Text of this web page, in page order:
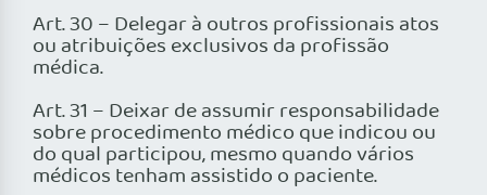
Art. 30 – Delegar à outros profissionais atos
ou atribuições exclusivos da profissão
médica.
Art. 31 – Deixar de assumir responsabilidade
sobre procedimento médico que indicou ou
do qual participou, mesmo quando vários
médicos tenham assistido o paciente.